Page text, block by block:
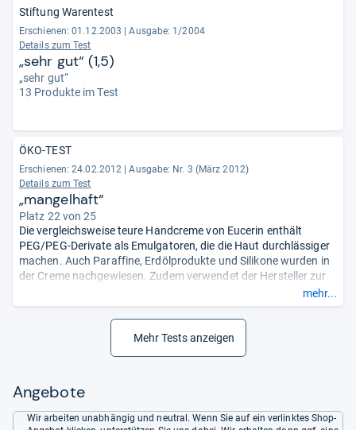
verbessert. Das veränderte Produkt ist mit der Aufschrift „neue
Formel“ gekennzeichnet.
Redaktion.
Stiftung Warentest
Erschienen: 01.12.2003
Ausgabe: 1/2004
Details zum Test
„sehr gut“ (1,5)
„sehr gut“
13 Produkte im Test
ÖKO-TEST
Erschienen: 24.02.2012
Ausgabe: Nr. 3 (März 2012)
Details zum Test
„mangelhaft“
Platz 22 von 25
Die vergleichsweise teure Handcreme von Eucerin enthält
PEG/PEG-Derivate als Emulgatoren, die die Haut durchlässiger
machen. Auch Paraffine, Erdölprodukte und Silikone wurden in
der Creme nachgewiesen. Zudem verwendet der Hersteller zur
Konservierung bedenkliche Parabene, die im Verdacht stehen,
wie ein Hormon zu wirken. Das Testergebnis für die
Inhaltsstoffe wurde daher abgewertet und als „mangelhaft“
beurteilt. Weitere Mängel wurden nicht
- Zusammengefasst durch unsere Redaktion.
mehr...
Mehr Tests anzeigen
Angebote
Wir arbeiten unabhängig und neutral. Wenn Sie auf ein verlinktes Shop-